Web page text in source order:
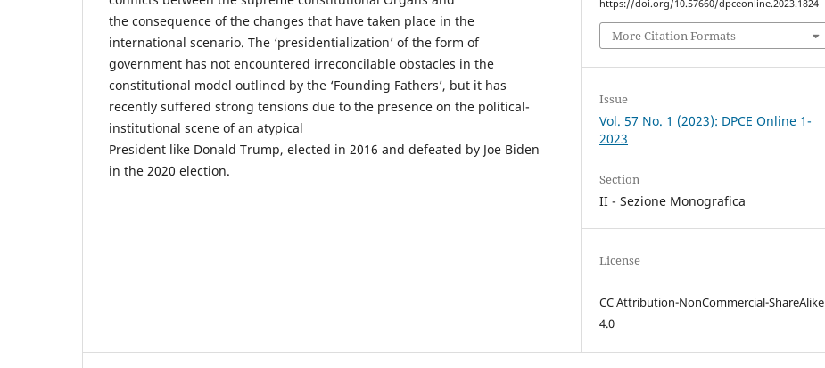
the consequence of the changes that have taken place in the
international scenario. The ‘presidentialization’ of the form of
government has not encountered irreconcilable obstacles in the
constitutional model outlined by the ‘Founding Fathers’, but it has
recently suffered strong tensions due to the presence on the political-
institutional scene of an atypical
President like Donald Trump, elected in 2016 and defeated by Joe Biden
in the 2020 election.
https://doi.org/10.57660/dpceonline.2023.1824
More Citation Formats
Issue
Vol. 57 No. 1 (2023): DPCE Online 1-
2023
Section
II - Sezione Monografica
License
CC Attribution-NonCommercial-ShareAlike
4.0